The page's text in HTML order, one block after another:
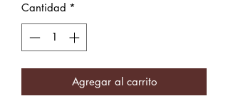
Cantidad *
Agregar al carrito